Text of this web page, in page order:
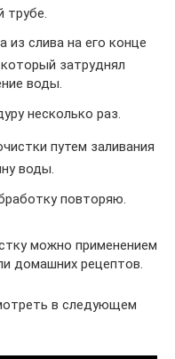
трубе.
из слива на его конце
затруднял
воды.
несколько раз.
путем заливания
воды.
повторяю.
можно применением
домашних рецептов.
в следующем